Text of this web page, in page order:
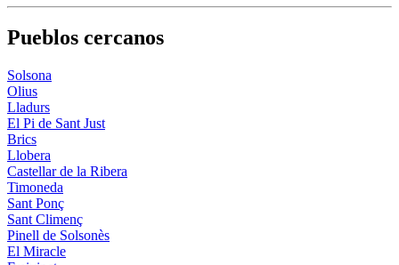
Pueblos cercanos
Solsona
Olius
Lladurs
El Pi de Sant Just
Brics
Llobera
Castellar de la Ribera
Timoneda
Sant Ponç
Sant Climenç
Pinell de Solsonès
El Miracle